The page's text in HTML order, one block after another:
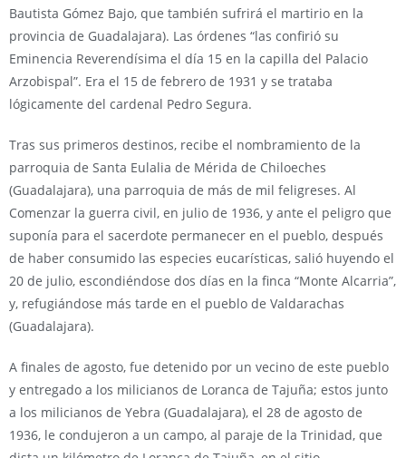
Bautista Gómez Bajo, que también sufrirá el martirio en la
provincia de Guadalajara). Las órdenes “las confirió su
Eminencia Reverendísima el día 15 en la capilla del Palacio
Arzobispal”. Era el 15 de febrero de 1931 y se trataba
lógicamente del cardenal Pedro Segura.
Tras sus primeros destinos, recibe el nombramiento de la
parroquia de Santa Eulalia de Mérida de Chiloeches
(Guadalajara), una parroquia de más de mil feligreses. Al
Comenzar la guerra civil, en julio de 1936, y ante el peligro que
suponía para el sacerdote permanecer en el pueblo, después
de haber consumido las especies eucarísticas, salió huyendo el
20 de julio, escondiéndose dos días en la finca “Monte Alcarria”,
y, refugiándose más tarde en el pueblo de Valdarachas
(Guadalajara).
A finales de agosto, fue detenido por un vecino de este pueblo
y entregado a los milicianos de Loranca de Tajuña; estos junto
a los milicianos de Yebra (Guadalajara), el 28 de agosto de
1936, le condujeron a un campo, al paraje de la Trinidad, que